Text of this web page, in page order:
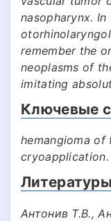
nasopharynx.
remember the
neoplasms of
imitating
Ключевые
hemangioma of
cryoapplication.
Литературы
Антонив Т.В.,